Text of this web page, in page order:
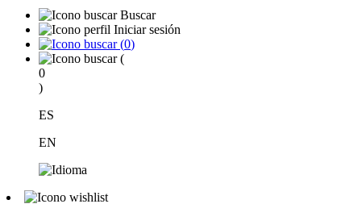
Buscar
Iniciar sesión
(0)
(
0
)
ES
EN